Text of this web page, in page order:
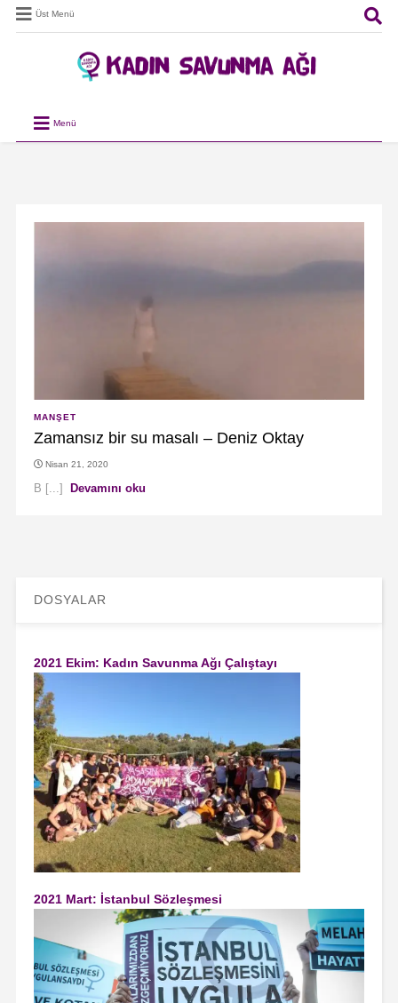
Üst Menü
Menü
MANŞET
Zamansız bir su masalı – Deniz Oktay
Nisan 21, 2020
B [...] Devamını oku
DOSYALAR
2021 Ekim: Kadın Savunma Ağı Çalıştayı
2021 Mart: İstanbul Sözleşmesi